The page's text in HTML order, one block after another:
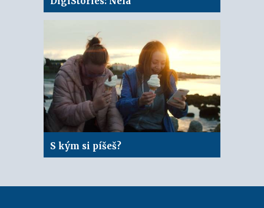
S kým si píšeš?